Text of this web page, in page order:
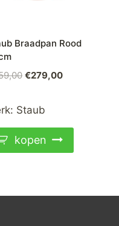
Braadpan Rood
Oorspronkelijke
was:
€279,00Huidige
Staub
kopen